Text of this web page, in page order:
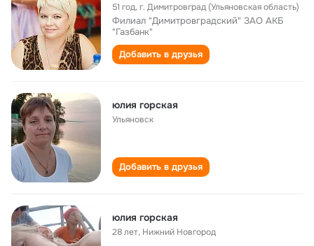
51 год,г. Димитровград (Ульяновская область)
Филиал "Димитровградский" ЗАО АКБ
"Газбанк"
Добавить в друзья
юлия горская
Ульяновск
Добавить в друзья
юлия горская
28 лет, Нижний Новгород